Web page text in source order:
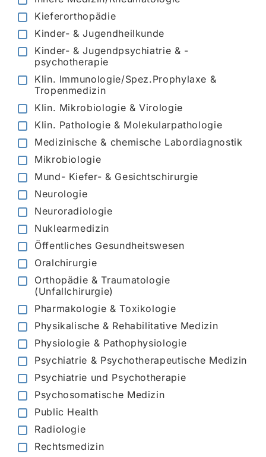
Kieferorthopädie
Kinder- & Jugendheilkunde
Kinder- & Jugendpsychiatrie & -
psychotherapie
Klin. Immunologie/Spez.Prophylaxe &
Tropenmedizin
Klin. Mikrobiologie & Virologie
Klin. Pathologie & Molekularpathologie
Medizinische & chemische Labordiagnostik
Mikrobiologie
Mund- Kiefer- & Gesichtschirurgie
Neurologie
Neuroradiologie
Nuklearmedizin
Öffentliches Gesundheitswesen
Oralchirurgie
Orthopädie & Traumatologie
(Unfallchirurgie)
Pharmakologie & Toxikologie
Physikalische & Rehabilitative Medizin
Physiologie & Pathophysiologie
Psychiatrie & Psychotherapeutische Medizin
Psychiatrie und Psychotherapie
Psychosomatische Medizin
Public Health
Radiologie
Rechtsmedizin